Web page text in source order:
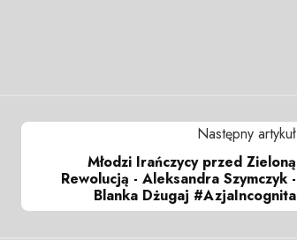
Następny artykuł
Młodzi Irańczycy przed Zieloną
Rewolucją - Aleksandra Szymczyk -
Blanka Dżugaj #AzjaIncognita